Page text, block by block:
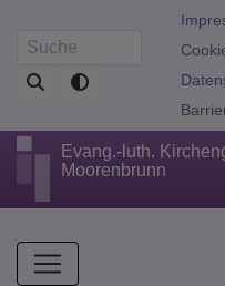
zum
Suche
Evang.-luth.
Moorenbrunn